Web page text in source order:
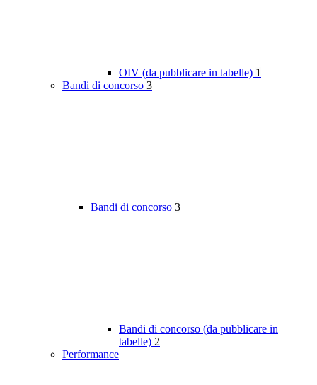
OIV (da pubblicare in tabelle) 1
Bandi di concorso 3
Bandi di concorso 3
Bandi di concorso (da pubblicare in
tabelle) 2
Performance